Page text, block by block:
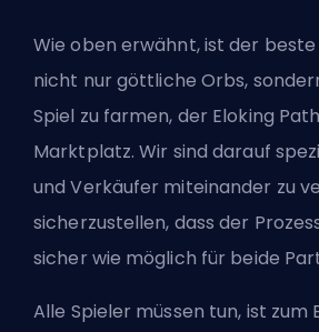
Wie oben erwähnt, ist der
nicht nur göttliche Orbs,
Spiel zu farmen, der Eloking
Marktplatz. Wir sind darauf
und Verkäufer miteinander zu
sicherzustellen, dass der
sicher wie möglich für beide
Alle Spieler müssen tun, ist zum